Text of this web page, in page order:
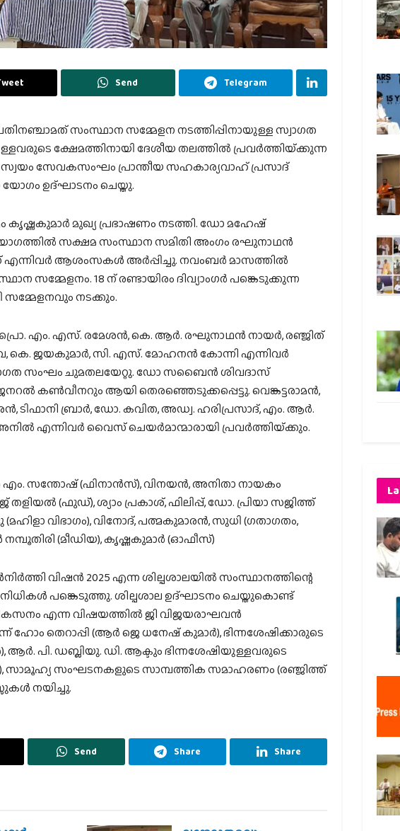
Send Telegram
സംസ്ഥാന സമ്മേളന നടത്തിപ്പിനായുള്ള സ്വാഗത
ക്ഷേമത്തിനായി ദേശീയ തലത്തില്‍ പ്രവര്‍ത്തിയ്‌ക്കുന്ന
സേവകസംഘം പ്രാന്തീയ സഹകാര്യവാഹ് പ്രസാദ്
ഉദ്ഘാടനം ചെയ്തു.
കൃഷ്ണകുമാര്‍ മുഖ്യ പ്രഭാഷണം നടത്തി. ഡോ മഹേഷ്
സക്ഷമ സംസ്ഥാന സമിതി അംഗം രഘുനാഥന്‍
ആശംസകള്‍ അര്‍പ്പിച്ചു. നവംബര്‍ മാസത്തില്‍
സമ്മേളനം. 18 ന് രണ്ടായിരം ദിവ്യാംഗര്‍ പങ്കെടുക്കുന്ന
സമ്മേളനവും നടക്കും.
പ്രൊ. എം. എസ്. രമേശന്‍, കെ. ആര്‍. രഘുനാഥന്‍ നായര്‍, രഞ്ജിത്
കെ. ജയകുമാര്‍, സി. എസ്. മോഹനന്‍ കോന്നി എന്നിവര്‍
സംഘം ചുമതലയേറ്റു. ഡോ സബൈന്‍ ശിവദാസ്
കണ്‍വീനറും ആയി തെരഞ്ഞെടുക്കപ്പെട്ടു. വെങ്കട്ടരാമന്‍,
ബ്രാര്‍, ഡോ. കവിത, അഡ്വ. ഹരിപ്രസാദ്, എം. ആര്‍.
എന്നിവര്‍ വൈസ് ചെയര്‍മാന്മാരായി പ്രവര്‍ത്തിയ്‌ക്കും.
എം. സന്തോഷ് (ഫിനാന്‍സ്), വിനയന്‍, അനിതാ നായകം
തളിയല്‍ (ഫുഡ്), ശ്യാം പ്രകാശ്, ഫിലിപ്പ്, ഡോ. പ്രിയാ സജിത്ത്
(മഹിളാ വിഭാഗം), വിനോദ്, പത്മകുമാരന്‍, സുധി (ഗതാഗതം,
(മീഡിയ), കൃഷ്ണകുമാര്‍ (ഓഫീസ്)
വിഷന്‍ 2025 എന്ന ശില്പശാലയില്‍ സംസ്ഥാനത്തിന്റെ
പങ്കെടുത്തു. ശില്പശാല ഉദ്ഘാടനം ചെയ്തുകൊണ്ട്
എന്ന വിഷയത്തില്‍ ജി വിജയരാഘവന്‍
ഹോം തെറാപ്പി (ആര്‍ ജെ ധനേഷ് കുമാര്‍), ഭിന്നശേഷിക്കാരുടെ
ആര്‍. പി. ഡബ്ലിയു. ഡി. ആക്ടും ഭിന്നശേഷിയുള്ളവരുടെ
സംഘടനകളുടെ സാമ്പത്തിക സമാഹരണം (രഞ്ജിത്ത്
നയിച്ചു.
Send Share Share